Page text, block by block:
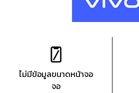
ไม่มีข้อมูลขนาดหน้าจอ
จอ